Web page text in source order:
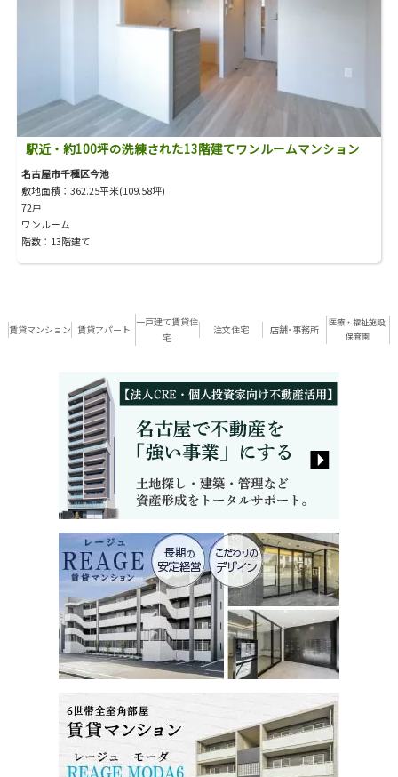
駅近・約100坪の洗練された13階建てワンルームマンション
名古屋市千種区今池
敷地面積：362.25平米(109.58坪)
72戸
ワンルーム
階数：13階建て
賃貸マンション 賃貸アパート
一戸建て賃貸住
宅
注文住宅 店舗･事務所
医療・福祉施設,
保育園